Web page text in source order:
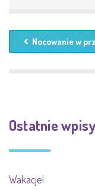
Nocowanie w
Ostatnie wpisy
Wakacje!